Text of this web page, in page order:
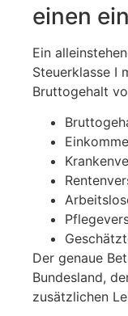
einen
Ein
Steuerklasse I
Bruttogehalt
Der genaue
Bundesland,
zusätzlichen